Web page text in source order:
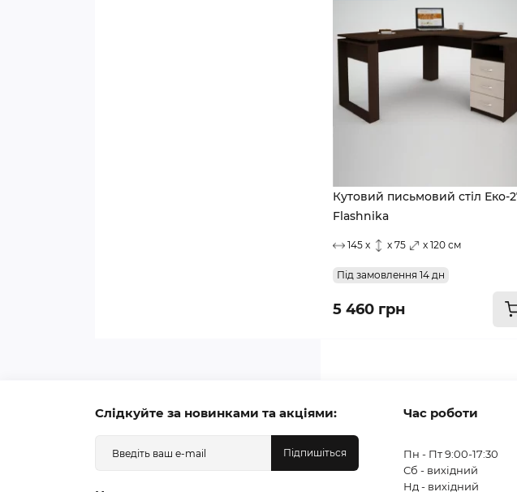
Кутовий письмовий стіл Еко-
Flashnika
145 x x 75 x 120 см
Під замовлення 14 дн
5 460 грн
Слідкуйте за новинками та акціями:
Підпишіться
Час роботи
Пн - Пт 9:00-17:30
Сб - вихідний
Нд - вихідний